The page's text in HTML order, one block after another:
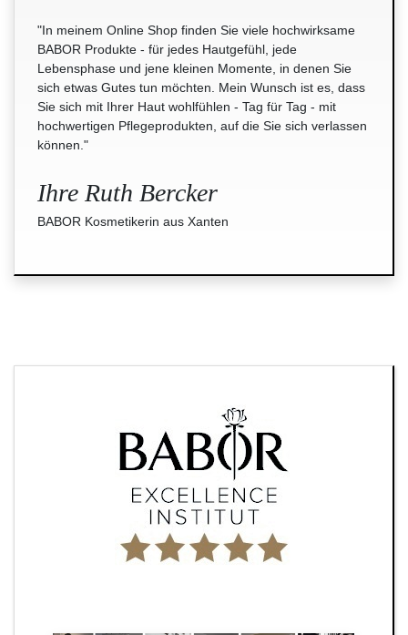
"In meinem Online Shop finden Sie viele hochwirksame
BABOR Produkte - für jedes Hautgefühl, jede
Lebensphase und jene kleinen Momente, in denen Sie
sich etwas Gutes tun möchten. Mein Wunsch ist es, dass
Sie sich mit Ihrer Haut wohlfühlen - Tag für Tag - mit
hochwertigen Pflegeprodukten, auf die Sie sich verlassen
können."
Ihre Ruth Bercker
BABOR Kosmetikerin aus Xanten